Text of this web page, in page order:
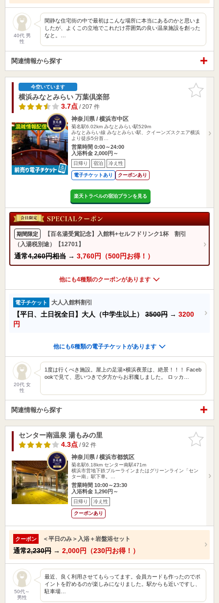
40代 男
性
閑静な住宅街の中で最初はこんな場所に本当にあるのかと思いま
したが、よくこの立地でこれだけ雰囲気の良い温泉施設を創った
なと。…
関連情報から探す
お気に入
りに追加
今空いています
横浜みなとみらい 万葉倶楽部
3.7点/ 207 件
神奈川県 / 横浜市中区
菊名駅6.02km みなとみらい駅529m
みなとみらい線 みなとみらい駅、クイーンズスクエア横浜
より徒歩5分首…
営業時間 0:00～24:00
入浴料金 2,000円～
日帰り 宿泊 冷え性
電子チケットあり クーポンあり
楽天トラベルの宿泊プランを見る
期間限定
【百名湯受賞記念】入館料+セルフドリンク1杯 割引
（入湯税別途）【12701】
通常4,260円相当 → 3,760円（500円お得！）
他にも4種類のクーポンがあります
電子チケット 大人入館料割引
【平日、土日祝全日】大人（中学生以上） 3500円 → 3200
円
他にも6種類の電子チケットがあります
20代 女
性
1度は行くべき施設。屋上の足湯×横浜夜景は、絶景！！！ Faceb
ookで見て、思いつきで夕方からお邪魔しました。 ロッカ…
関連情報から探す
お気に入
りに追加
センター南温泉 湯もみの里
4.3点/ 92 件
神奈川県 / 横浜市都筑区
菊名駅6.18km センター南駅471m
横浜市営地下鉄ブルーラインまたはグリーンライン「セン
ター南」駅下車。…
営業時間 10:00～23:30
入浴料金 1,290円～
日帰り 冷え性
クーポンあり
クーポン ＜平日のみ＞入浴＋岩盤浴セット
通常2,230円 → 2,000円（230円お得！）
50代～
男性
最近、良く利用させてもらってます。会員カードも作ったのでポ
イントを貯めるのが楽しみになりました。駅からも近いですし、
駐車場…